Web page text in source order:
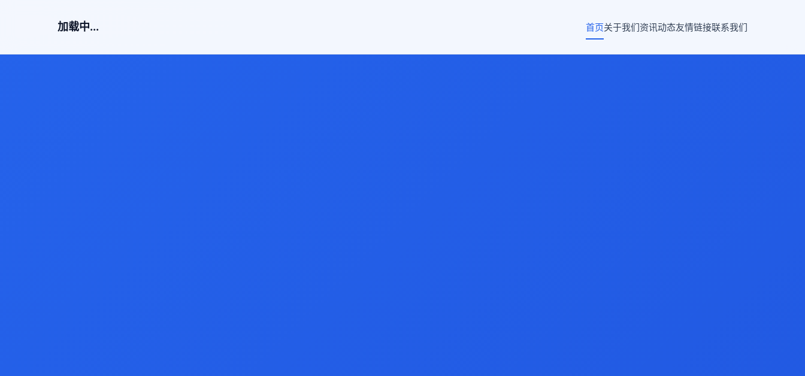
加载中... 首页关于我们资讯动态友情链接联系我们